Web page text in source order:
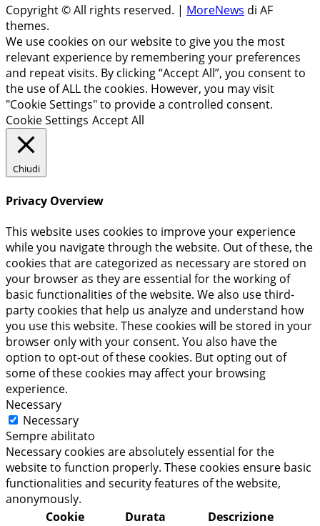
Copyright © All rights reserved. | MoreNews di AF
themes.
We use cookies on our website to give you the most
relevant experience by remembering your preferences
and repeat visits. By clicking “Accept All”, you consent to
the use of ALL the cookies. However, you may visit
"Cookie Settings" to provide a controlled consent.
Cookie Settings Accept All
Chiudi
Privacy Overview
This website uses cookies to improve your experience
while you navigate through the website. Out of these, the
cookies that are categorized as necessary are stored on
your browser as they are essential for the working of
basic functionalities of the website. We also use third-
party cookies that help us analyze and understand how
you use this website. These cookies will be stored in your
browser only with your consent. You also have the
option to opt-out of these cookies. But opting out of
some of these cookies may affect your browsing
experience.
Necessary
Necessary
Sempre abilitato
Necessary cookies are absolutely essential for the
website to function properly. These cookies ensure basic
functionalities and security features of the website,
anonymously.
Cookie
Durata Descrizione